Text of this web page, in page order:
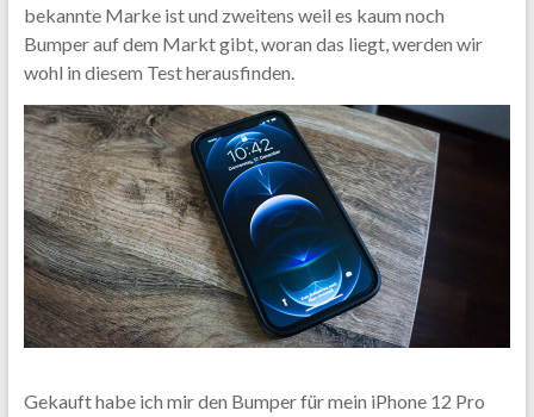
bekannte Marke ist und zweitens weil es kaum noch
Bumper auf dem Markt gibt, woran das liegt, werden wir
wohl in diesem Test herausfinden.
Gekauft habe ich mir den Bumper für mein iPhone 12 Pro